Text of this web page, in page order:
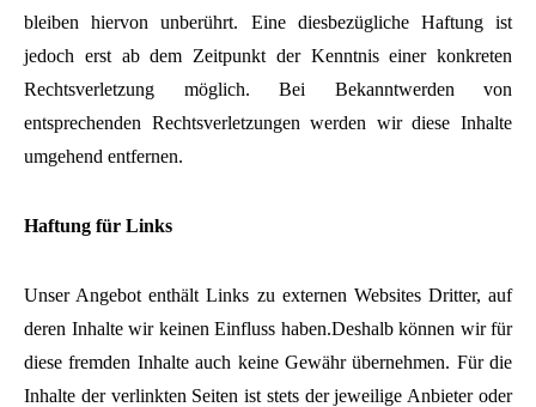
bleiben hiervon unberührt. Eine diesbezügliche Haftung ist
jedoch erst ab dem Zeitpunkt der Kenntnis einer konkreten
Rechtsverletzung möglich. Bei Bekanntwerden von
entsprechenden Rechtsverletzungen werden wir diese Inhalte
umgehend entfernen.
Haftung für Links
Unser Angebot enthält Links zu externen Websites Dritter, auf
deren Inhalte wir keinen Einfluss haben.Deshalb können wir für
diese fremden Inhalte auch keine Gewähr übernehmen. Für die
Inhalte der verlinkten Seiten ist stets der jeweilige Anbieter oder